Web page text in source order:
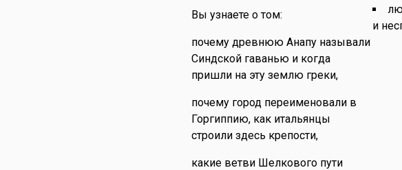
Вы узнаете о том:
почему древнюю Анапу называли
Синдской гаванью и когда
пришли на эту землю греки,
почему город переименовали в
Горгиппию, как итальянцы
строили здесь крепости,
какие ветви Шелкового пути
и